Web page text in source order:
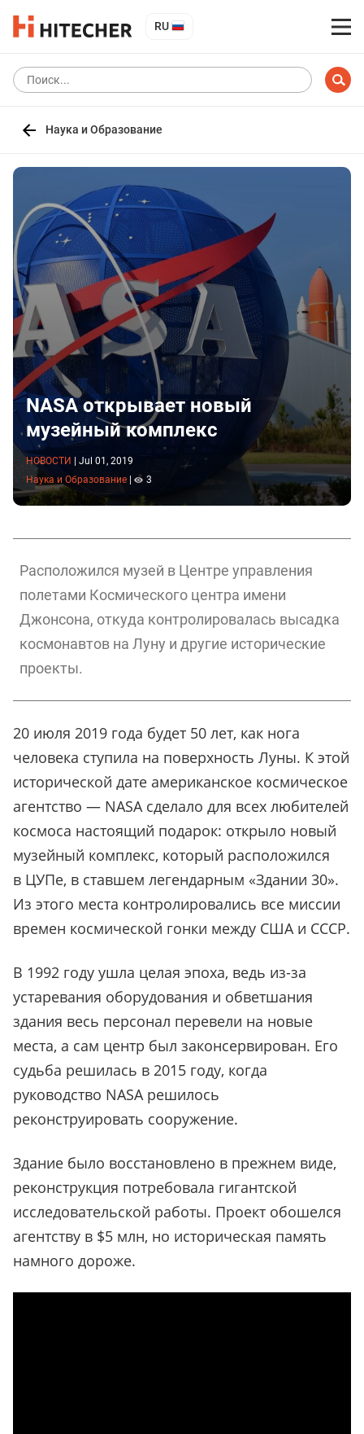
RU
Наука и Образование
NASA открывает новый
музейный комплекс
НОВОСТИ
Jul 01, 2019
Наука и Образование
3
Расположился музей в Центре управления
полетами Космического центра имени
Джонсона, откуда контролировалась высадка
космонавтов на Луну и другие исторические
проекты.
20 июля 2019 года будет 50 лет, как нога
человека ступила на поверхность Луны. К этой
исторической дате американское космическое
агентство — NASA сделало для всех любителей
космоса настоящий подарок: открыло новый
музейный комплекс, который расположился
в ЦУПе, в ставшем легендарным «Здании 30».
Из этого места контролировались все миссии
времен космической гонки между США и СССР.
В 1992 году ушла целая эпоха, ведь из-за
устаревания оборудования и обветшания
здания весь персонал перевели на новые
места, а сам центр был законсервирован. Его
судьба решилась в 2015 году, когда
руководство NASA решилось
реконструировать сооружение.
Здание было восстановлено в прежнем виде,
реконструкция потребовала гигантской
исследовательской работы. Проект обошелся
агентству в $5 млн, но историческая память
намного дороже.